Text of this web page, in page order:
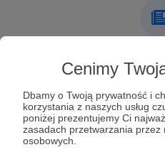
Cenimy
Dbamy o Twoją prywatność i
korzystania z naszych usług
poniżej prezentujemy Ci
zasadach przetwarzania przez
osobowych.
Autor nie dodał